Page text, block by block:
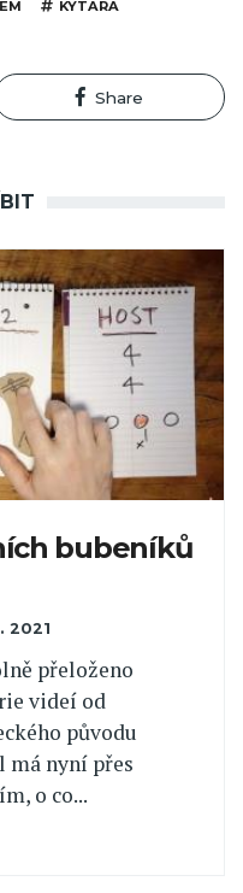
KYTARA
Share
bubeníků
2021
přeloženo
videí od
původu
má nyní přes
o co...